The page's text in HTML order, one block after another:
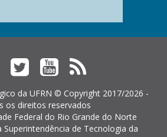
TwitterYouTube
Feed
RSS
da UFRN © Copyright 2017/2026 -
os direitos reservados
Federal do Rio Grande do Norte
Superintendência de Tecnologia da